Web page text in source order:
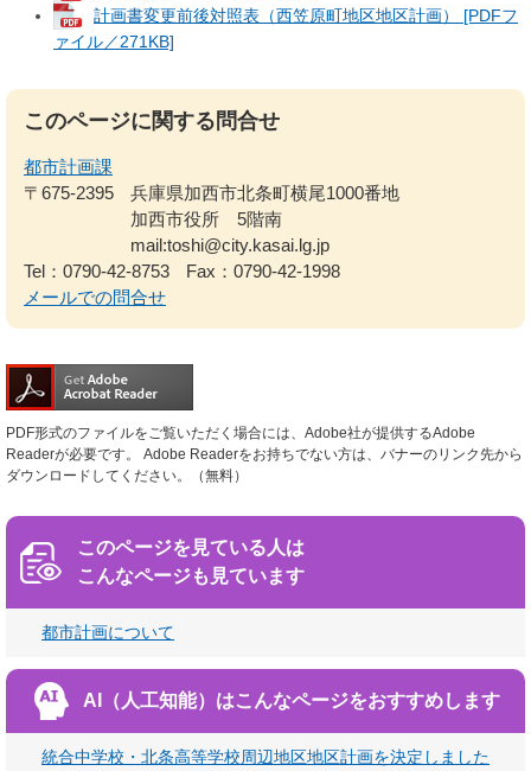
計画書変更前後対照表（西笠原町地区地区計画） [PDFフ
ァイル／271KB]
このページに関する問合せ
都市計画課
〒675-2395
兵庫県加西市北条町横尾1000番地
加西市役所 5階南
mail:toshi@city.kasai.lg.jp
Tel：0790-42-8753
Fax：0790-42-1998
メールでの問合せ
PDF形式のファイルをご覧いただく場合には、Adobe社が提供するAdobe
Readerが必要です。
Adobe Readerをお持ちでない方は、バナーのリンク先から
ダウンロードしてください。（無料）
このページを見ている人は
こんなページも見ています
都市計画について
AI（人工知能）はこんなページをおすすめします
統合中学校・北条高等学校周辺地区地区計画を決定しました